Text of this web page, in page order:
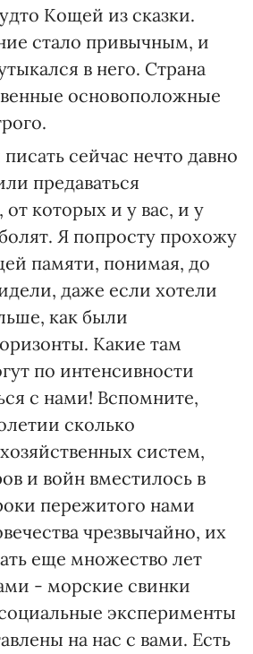
Кощей из сказки.
стало привычным, и
в него. Страна
основоположные
сейчас нечто давно
предаваться
от которых и у вас, и у
Я попросту прохожу
памяти, понимая, до
даже если хотели
как были
Какие там
по интенсивности
с нами! Вспомните,
сколько
систем,
и войн вместилось в
пережитого нами
чрезвычайно, их
еще множество лет
- морские свинки
эксперименты
на нас с вами. Есть